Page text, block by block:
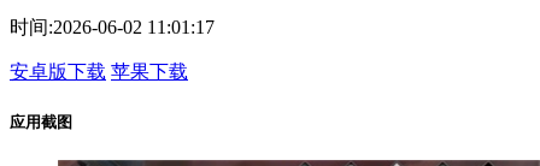
时间:2026-06-02 11:01:17
安卓版下载 苹果下载
应用截图